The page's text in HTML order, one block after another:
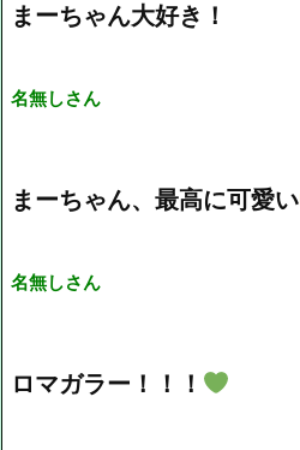
まーちゃん大好き！
名無しさん
まーちゃん、最高に可愛い
名無しさん
ロマガラー！！！